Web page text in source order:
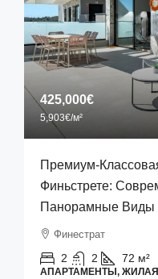
425,000€
5,903€/м²
Премиум-
Финьстрете:
Панорамные Виды
Финестрат
2 2 72 м²
АПАРТАМЕНТЫ,